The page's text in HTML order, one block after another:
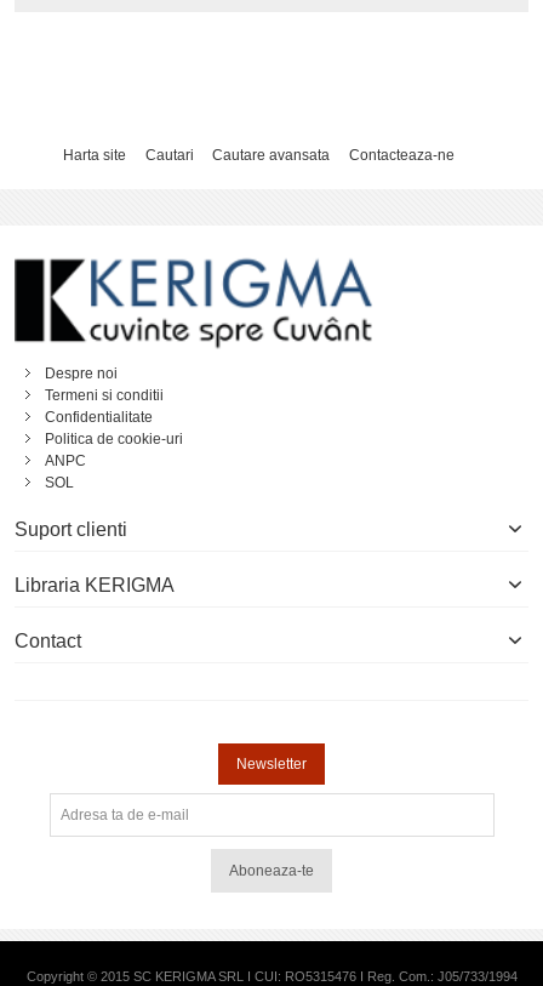
Harta site Cautari Cautare avansata Contacteaza-ne
Despre noi
Termeni si conditii
Confidentialitate
Politica de cookie-uri
ANPC
SOL
Suport clienti
Libraria KERIGMA
Contact
Newsletter
Aboneaza-te
Copyright © 2015 SC KERIGMA SRL I CUI: RO5315476 I Reg. Com.: J05/733/1994